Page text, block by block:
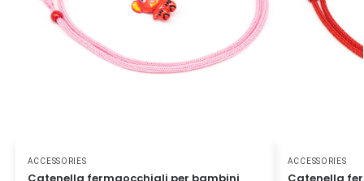
ACCESSORIES
Catenella fermaocchiali per bambini
ACCESSORIES
Catenella